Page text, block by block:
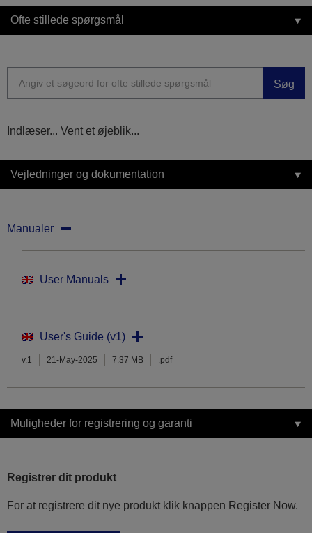
Ofte stillede spørgsmål
Søg
Indlæser... Vent et øjeblik...
Vejledninger og dokumentation
Manualer
User Manuals
User's Guide (v1)
v.1 21-May-2025 7.37 MB .pdf
Muligheder for registrering og garanti
Registrer dit produkt
For at registrere dit nye produkt klik knappen Register Now.